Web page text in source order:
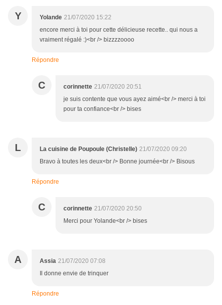
Y Yolande 21/07/2020 15:22
encore merci à toi pour cette délicieuse recette.. qui nous a
vraiment régalé :)<br /> bizzzzoooo
Répondre
C corinnette 21/07/2020 20:51
je suis contente que vous ayez aimé<br /> merci à toi
pour ta confiance<br /> bises
L La cuisine de Poupoule (Christelle) 21/07/2020 09:20
Bravo à toutes les deux<br /> Bonne journée<br /> Bisous
Répondre
C corinnette 21/07/2020 20:50
Merci pour Yolande<br /> bises
A Assia 21/07/2020 07:08
Il donne envie de trinquer
Répondre